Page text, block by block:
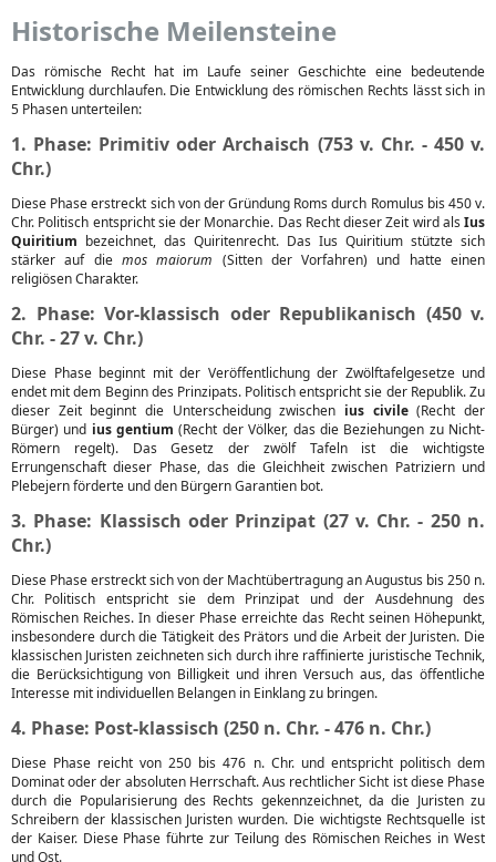
Historische Meilensteine
Das römische Recht hat im Laufe seiner Geschichte eine bedeutende
Entwicklung durchlaufen. Die Entwicklung des römischen Rechts lässt sich in
5 Phasen unterteilen:
1. Phase: Primitiv oder Archaisch (753 v. Chr. - 450 v.
Chr.)
Diese Phase erstreckt sich von der Gründung Roms durch Romulus bis 450 v.
Chr. Politisch entspricht sie der Monarchie. Das Recht dieser Zeit wird als Ius
Quiritium bezeichnet, das Quiritenrecht. Das Ius Quiritium stützte sich
stärker auf die mos maiorum (Sitten der Vorfahren) und hatte einen
religiösen Charakter.
2. Phase: Vor-klassisch oder Republikanisch (450 v.
Chr. - 27 v. Chr.)
Diese Phase beginnt mit der Veröffentlichung der Zwölftafelgesetze und
endet mit dem Beginn des Prinzipats. Politisch entspricht sie der Republik. Zu
dieser Zeit beginnt die Unterscheidung zwischen ius civile(Recht der
Bürger) und ius gentium (Recht der Völker, das die Beziehungen zu Nicht-
Römern regelt). Das Gesetz der zwölf Tafeln ist die wichtigste
Errungenschaft dieser Phase, das die Gleichheit zwischen Patriziern und
Plebejern förderte und den Bürgern Garantien bot.
3. Phase: Klassisch oder Prinzipat (27 v. Chr. - 250 n.
Chr.)
Diese Phase erstreckt sich von der Machtübertragung an Augustus bis 250 n.
Chr. Politisch entspricht sie dem Prinzipat und der Ausdehnung des
Römischen Reiches. In dieser Phase erreichte das Recht seinen Höhepunkt,
insbesondere durch die Tätigkeit des Prätors und die Arbeit der Juristen. Die
klassischen Juristen zeichneten sich durch ihre raffinierte juristische Technik,
die Berücksichtigung von Billigkeit und ihren Versuch aus, das öffentliche
Interesse mit individuellen Belangen in Einklang zu bringen.
4. Phase: Post-klassisch (250 n. Chr. - 476 n. Chr.)
Diese Phase reicht von 250 bis 476 n. Chr. und entspricht politisch dem
Dominat oder der absoluten Herrschaft. Aus rechtlicher Sicht ist diese Phase
durch die Popularisierung des Rechts gekennzeichnet, da die Juristen zu
Schreibern der klassischen Juristen wurden. Die wichtigste Rechtsquelle ist
der Kaiser. Diese Phase führte zur Teilung des Römischen Reiches in West
und Ost.